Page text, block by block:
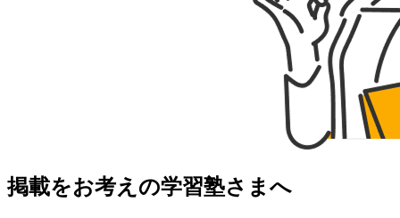
掲載をお考えの学習塾さまへ